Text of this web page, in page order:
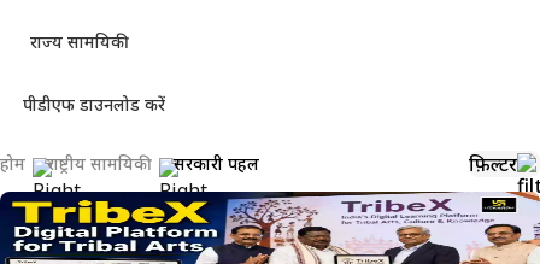
राज्य सामयिकी
पीडीएफ डाउनलोड करें
होम राष्ट्रीय सामयिकी सरकारी पहल फ़िल्टर